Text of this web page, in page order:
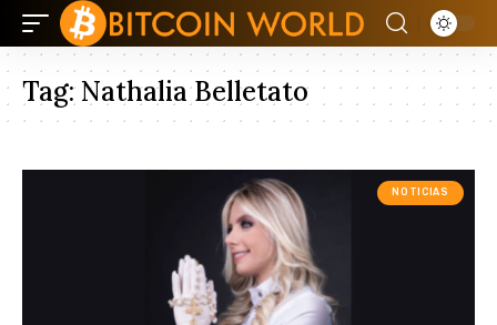
Tag:Nathalia Belletato
NOTICIAS